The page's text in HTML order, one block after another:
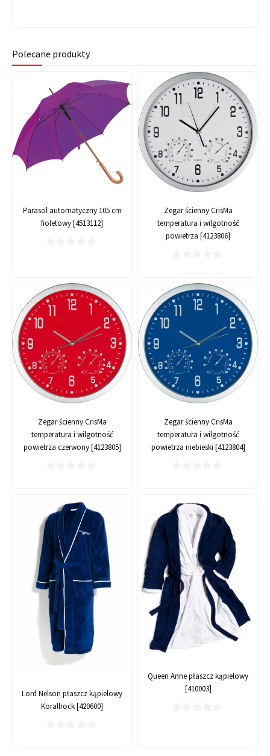
Polecane produkty
Parasol automatyczny 105 cm
fioletowy [4513112]
Zegar ścienny CrisMa
temperatura i wilgotność
powietrza [4123806]
Zegar ścienny CrisMa
temperatura i wilgotność
powietrza czerwony [4123805]
Zegar ścienny CrisMa
temperatura i wilgotność
powietrza niebieski [4123804]
Lord Nelson płaszcz kąpielowy
Korallrock [420600]
Queen Anne płaszcz kąpielowy
[410003]